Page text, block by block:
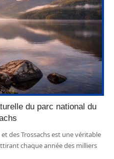
du parc national du
des Trossachs est une véritable
chaque année des milliers